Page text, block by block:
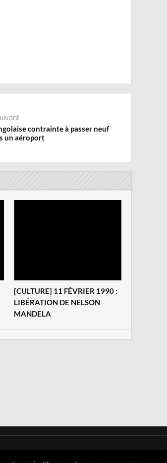
contrainte à passer neuf
un aéroport
‎[CULTURE] 11 FÉVRIER 1990 :
LIBÉRATION DE NELSON
MANDELA